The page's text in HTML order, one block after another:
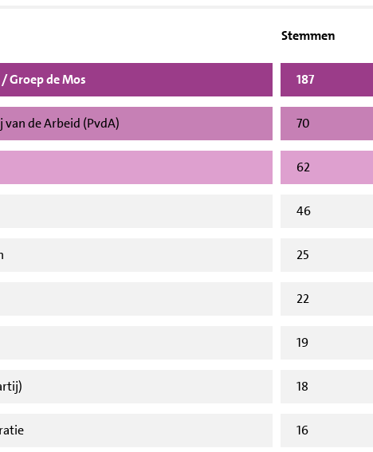
Stemmen
Groep de Mos 187
van de Arbeid (PvdA) 70
62
46
25
22
19
18
16